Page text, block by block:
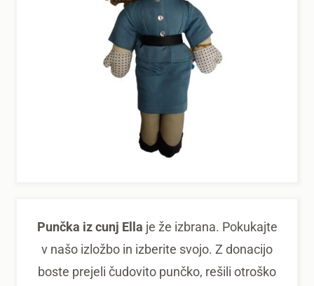
Punčka iz cunj Ella je že izbrana. Pokukajte
v našo izložbo in izberite svojo. Z donacijo
boste prejeli čudovito punčko, rešili otroško